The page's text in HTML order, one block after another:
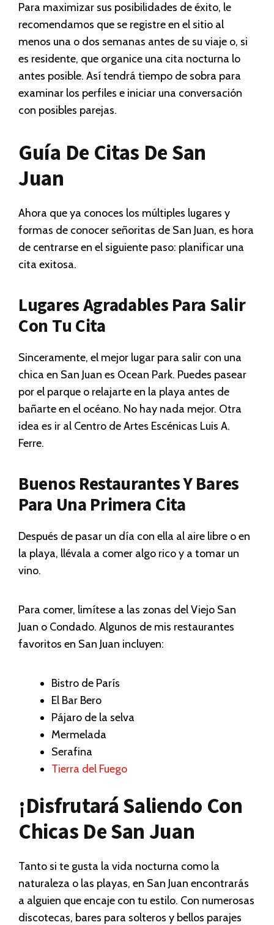
Para maximizar sus posibilidades de éxito, le
recomendamos que se registre en el sitio al
menos una o dos semanas antes de su viaje o, si
es residente, que organice una cita nocturna lo
antes posible. Así tendrá tiempo de sobra para
examinar los perfiles e iniciar una conversación
con posibles parejas.
Guía De Citas De San
Juan
Ahora que ya conoces los múltiples lugares y
formas de conocer señoritas de San Juan, es hora
de centrarse en el siguiente paso: planificar una
cita exitosa.
Lugares Agradables Para Salir
Con Tu Cita
Sinceramente, el mejor lugar para salir con una
chica en San Juan es Ocean Park. Puedes pasear
por el parque o relajarte en la playa antes de
bañarte en el océano. No hay nada mejor. Otra
idea es ir al Centro de Artes Escénicas Luis A.
Ferre.
Buenos Restaurantes Y Bares
Para Una Primera Cita
Después de pasar un día con ella al aire libre o en
la playa, llévala a comer algo rico y a tomar un
vino.
Para comer, limítese a las zonas del Viejo San
Juan o Condado. Algunos de mis restaurantes
favoritos en San Juan incluyen:
Bistro de París
El Bar Bero
Pájaro de la selva
Mermelada
Serafina
Tierra del Fuego
¡Disfrutará Saliendo Con
Chicas De San Juan
Tanto si te gusta la vida nocturna como la
naturaleza o las playas, en San Juan encontrarás
a alguien que encaje con tu estilo. Con numerosas
discotecas, bares para solteros y bellos parajes